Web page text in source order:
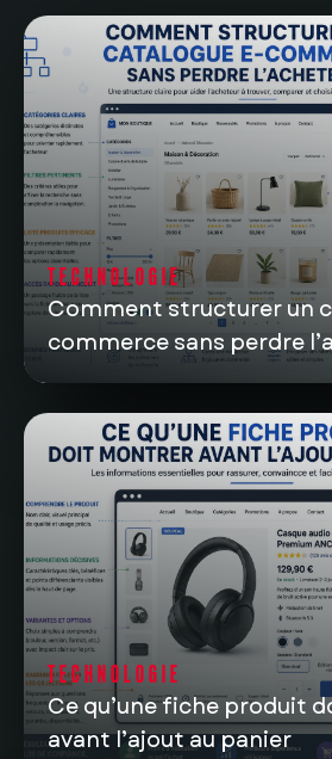
TECHNOLOGIE
Comment structurer un
commerce sans perdre
TECHNOLOGIE
Ce qu’une fiche produit
avant l’ajout au panier